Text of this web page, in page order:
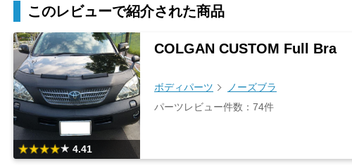
このレビューで紹介された商品
4.41
COLGAN CUSTOM Full Bra
ボディパーツ
ノーズブラ
パーツレビュー件数：74件